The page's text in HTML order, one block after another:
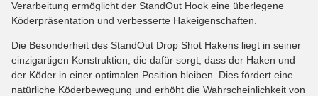
Verarbeitung ermöglicht der StandOut Hook eine überlegene
Köderpräsentation und verbesserte Hakeigenschaften.
Die Besonderheit des StandOut Drop Shot Hakens liegt in seiner
einzigartigen Konstruktion, die dafür sorgt, dass der Haken und
der Köder in einer optimalen Position bleiben. Dies fördert eine
natürliche Köderbewegung und erhöht die Wahrscheinlichkeit von